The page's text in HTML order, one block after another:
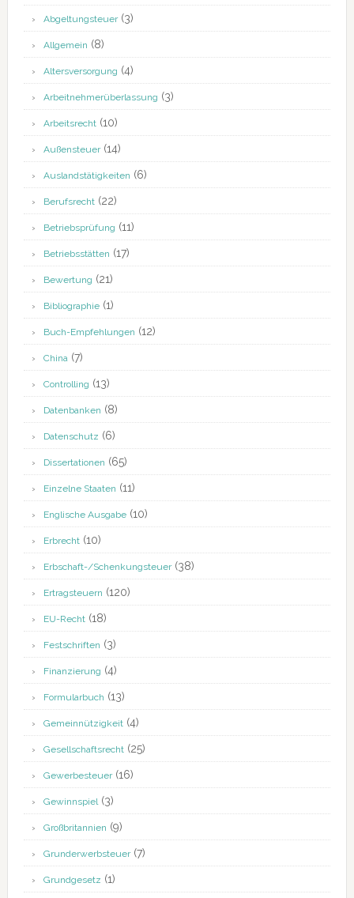
Abgeltungsteuer(3)
Allgemein (8)
Altersversorgung (4)
Arbeitnehmerüberlassung (3)
Arbeitsrecht(10)
Außensteuer(14)
Auslandstätigkeiten (6)
Berufsrecht(22)
Betriebsprüfung (11)
Betriebsstätten (17)
Bewertung (21)
Bibliographie(1)
Buch-Empfehlungen (12)
China(7)
Controlling (13)
Datenbanken (8)
Datenschutz (6)
Dissertationen (65)
Einzelne Staaten (11)
Englische Ausgabe(10)
Erbrecht(10)
Erbschaft-/Schenkungsteuer(38)
Ertragsteuern (120)
EU-Recht(18)
Festschriften (3)
Finanzierung (4)
Formularbuch (13)
Gemeinnützigkeit(4)
Gesellschaftsrecht(25)
Gewerbesteuer(16)
Gewinnspiel(3)
Großbritannien (9)
Grunderwerbsteuer(7)
Grundgesetz (1)